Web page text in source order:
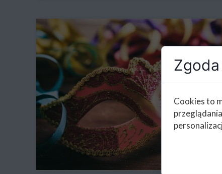
Cookies to